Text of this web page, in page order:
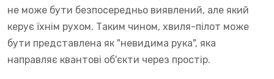
не може бути безпосередньо виявлений, але який
керує їхнім рухом. Таким чином, хвиля-пілот може
бути представлена як "невидима рука", яка
направляє квантові об'єкти через простір.